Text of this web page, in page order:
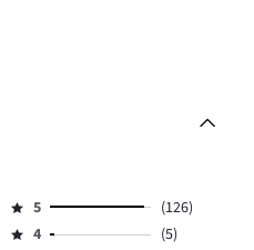
Osztályzat
5,
5
(126)
Osztályzat
4
(5)